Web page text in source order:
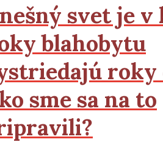
svet je v
blahobytu
roky
sme sa na to